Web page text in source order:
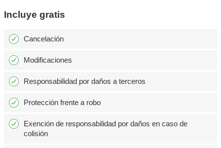
Incluye gratis
Cancelación
Modificaciones
Responsabilidad por daños a terceros
Protección frente a robo
Exención de responsabilidad por daños en caso de
colisión